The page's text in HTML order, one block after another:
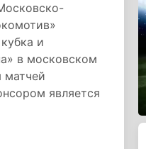
и
в московском
матчей
является